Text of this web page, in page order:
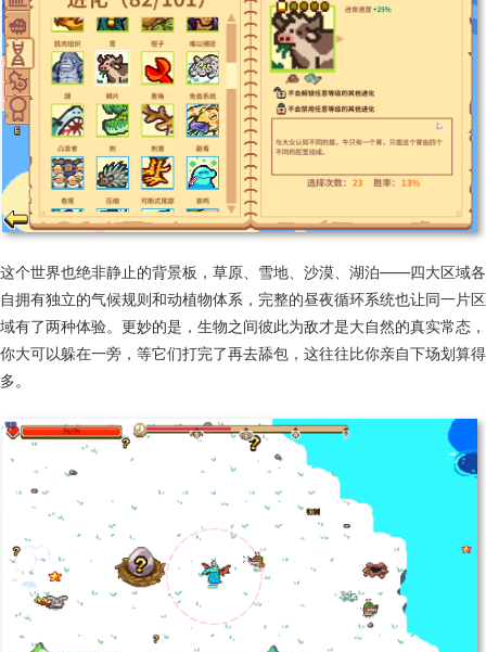
这个世界也绝非静止的背景板，草原、雪地、沙漠、湖泊——四大区域各
自拥有独立的气候规则和动植物体系，完整的昼夜循环系统也让同一片区
域有了两种体验。更妙的是，生物之间彼此为敌才是大自然的真实常态，
你大可以躲在一旁，等它们打完了再去舔包，这往往比你亲自下场划算得
多。